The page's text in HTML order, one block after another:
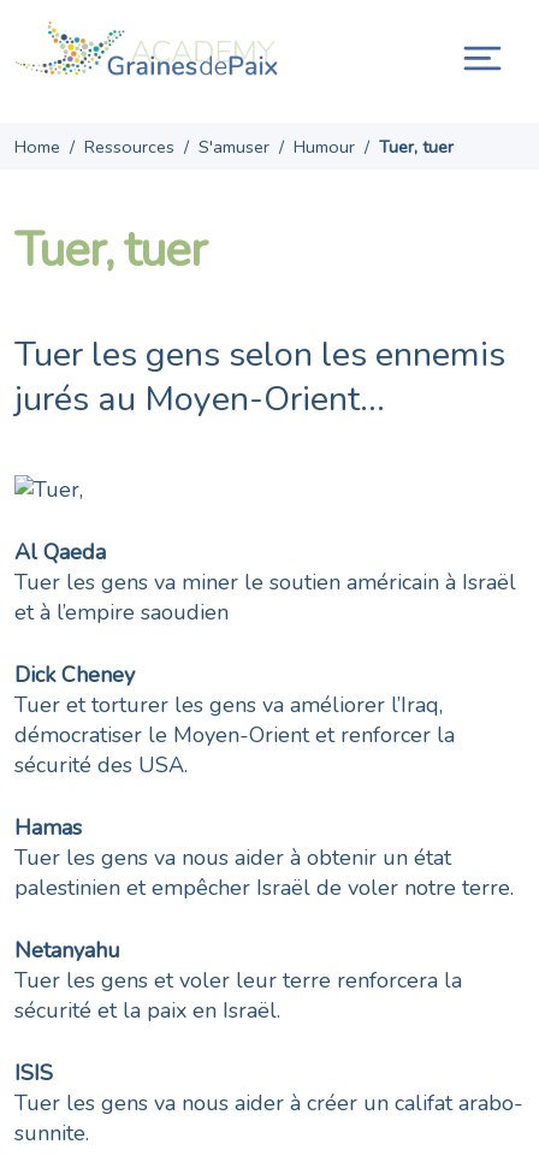
content
Home / Ressources / S'amuser / Humour / Tuer, tuer
Tuer, tuer
Tuer les gens selon les ennemis
jurés au Moyen-Orient…
Al Qaeda
​Tuer les gens va miner le soutien américain à Israël
et à l’empire saoudien​
Dick Cheney
​Tuer et torturer les gens va améliorer l’Iraq,
démocratiser le Moyen-Orient et renforcer la
sécurité des USA.
Hamas
​Tuer les gens va nous aider à obtenir un état
palestinien et empêcher Israël de voler notre terre.
Netanyahu
​Tuer les gens et voler leur terre renforcera la
sécurité et la paix en Israël.
ISIS
​Tuer les gens va nous aider à créer un califat arabo-
sunnite.